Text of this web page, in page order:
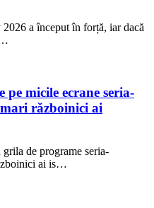
a început în forță, iar dacă
micile ecrane seria-
războinici ai
de programe seria-
ai is…